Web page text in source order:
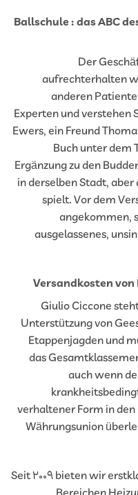
Ballschule : das
Der
anderen
Experten und
Ewers, ein Freund
Buch unter
Ergänzung zu den
in derselben Stadt,
spielt. Vor
ausgelassenes,
Giulio
Unterstützung
Etappenjagden
das
auch
verhaltener Form
Währungsunion
Seit 2009 bieten wir